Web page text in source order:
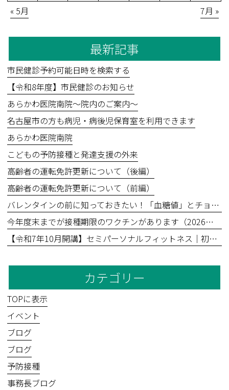
« 5月 7月 »
最新記事
市民健診予約可能日時を検索する
【令和8年度】市民健診のお知らせ
あらかわ医院南院～院内のご案内～
名古屋市の方も病児・病後児保育室を利用できます
あらかわ医院南院
こどもの予防接種と発達支援の外来
高齢者の運転免許更新について（後編）
高齢者の運転免許更新について（前編）
バレンタインの前に知っておきたい！「血糖値」とチョコレートの食べ方
今年度末までが接種期限のワクチンがあります（2026年3月31日まで）
【令和7年10月開講】セミパーソナルフィットネス｜初回無料体験あり
カテゴリー
TOPに表示
イベント
ブログ
ブログ
予防接種
事務長ブログ